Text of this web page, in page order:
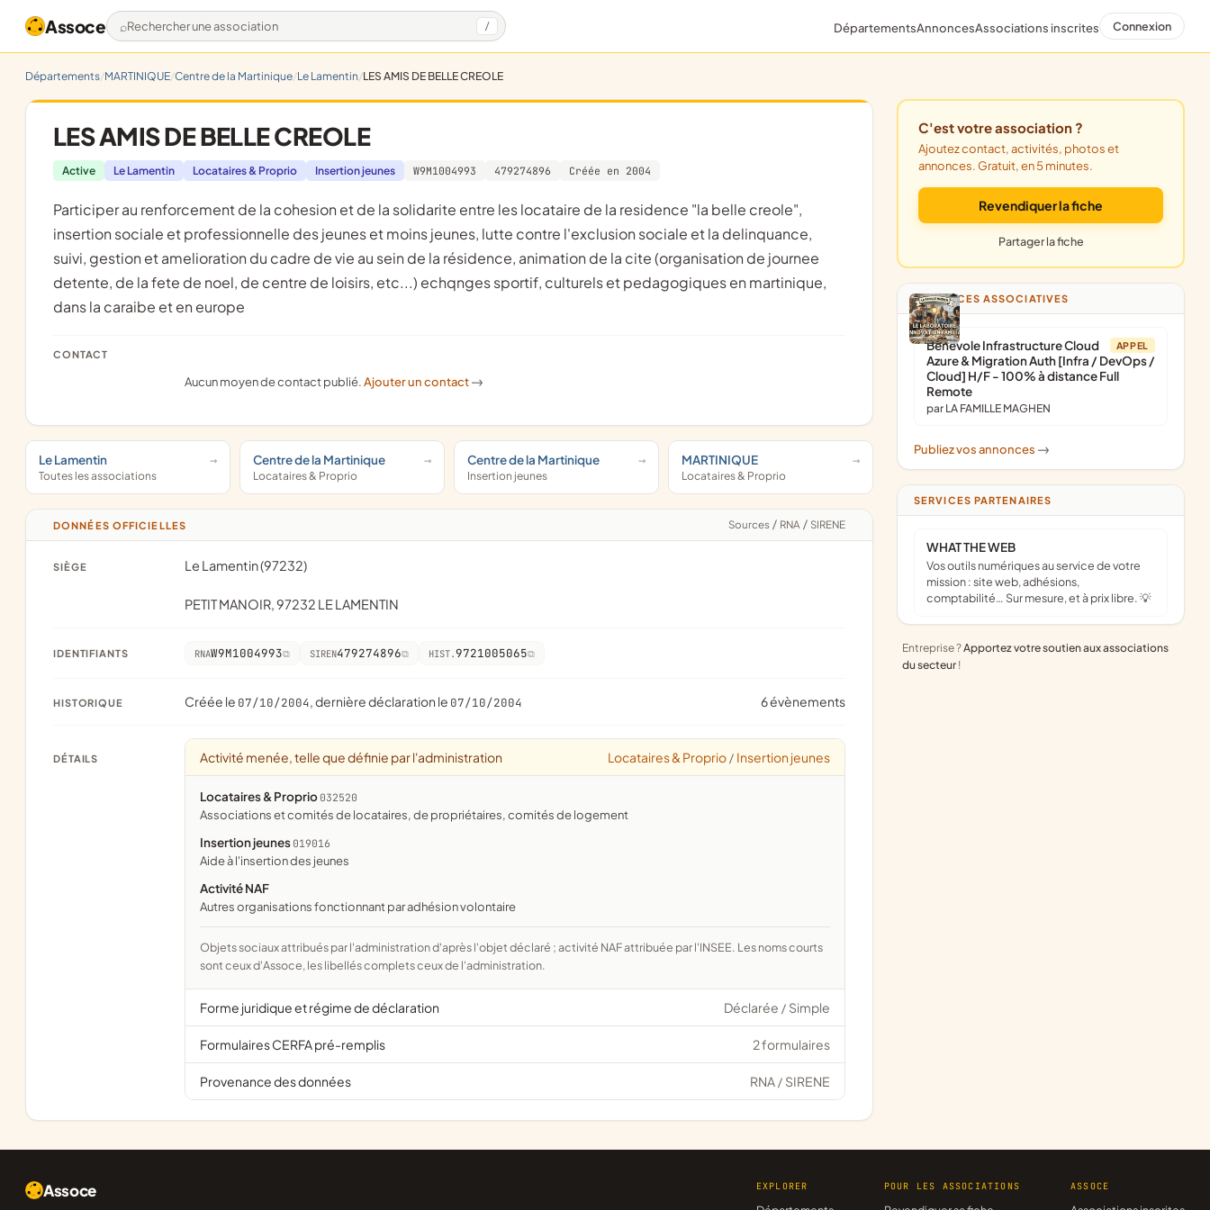
Assoce Rechercher une association / DépartementsAnnoncesAssociations inscrites Connexion
Départements MARTINIQUE Centre de la Martinique Le Lamentin LES AMIS DE BELLE CREOLE
LES AMIS DE BELLE CREOLE
Active Le Lamentin Locataires & Proprio Insertion jeunes W9M1004993 479274896 Créée en 2004
participer au renforcement de la cohesion et de la solidarite entre les locataire de la residence "la belle creole",
insertion sociale et professionnelle des jeunes et moins jeunes, lutte contre l'exclusion sociale et la delinquance,
suivi, gestion et amelioration du cadre de vie au sein de la résidence, animation de la cite (organisation de journee
detente, de la fete de noel, de centre de loisirs, etc...) echqnges sportif, culturels et pedagogiques en martinique,
dans la caraibe et en europe
CONTACT
Aucun moyen de contact publié.Ajouter un contact ->
Le Lamentin
Toutes les associations
Centre de la Martinique
Locataires & Proprio
Centre de la Martinique
Insertion jeunes
MARTINIQUE
Locataires & Proprio
DONNÉES OFFICIELLES Sources / RNA / SIRENE
SIÈGE Le Lamentin (97232)
PETIT MANOIR, 97232 LE LAMENTIN
IDENTIFIANTS RNAW9M1004993 SIREN479274896 HIST.9721005065
HISTORIQUE Créée le 07/10/2004, dernière déclaration le 07/10/2004 6 évènements
DÉTAILS Activité menée, telle que définie par l'administration Locataires & Proprio / Insertion jeunes
Locataires & Proprio 032520
associations et comités de locataires, de propriétaires, comités de logement
Insertion jeunes 019016
aide à l'insertion des jeunes
Activité NAF
Autres organisations fonctionnant par adhésion volontaire
Objets sociaux attribués par l'administration d'après l'objet déclaré ; activité NAF attribuée par l'INSEE. Les noms courts
sont ceux d'Assoce, les libellés complets ceux de l'administration.
Forme juridique et régime de déclaration Déclarée / Simple
Formulaires CERFA pré-remplis 2 formulaires
Provenance des données RNA / SIRENE
C'est votre association ?
Ajoutez contact, activités, photos et
annonces. Gratuit, en 5 minutes.
Revendiquer la fiche
Partager la fiche
ANNONCES ASSOCIATIVES
APPEL
Bénévole Infrastructure Cloud
Azure & Migration Auth [Infra / DevOps /
Cloud] H/F - 100% à distance Full
Remote
par LA FAMILLE MAGHEN
Publiez vos annonces ->
SERVICES PARTENAIRES
WHAT THE WEB
Vos outils numériques au service de votre
mission : site web, adhésions,
comptabilité… Sur mesure, et à prix libre. 💡
Entreprise ?Apportez votre soutien aux associations
du secteur !
Assoce EXPLORER POUR LES ASSOCIATIONS ASSOCE